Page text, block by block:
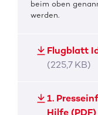
beim oben
werden.
Flugblatt
(225,7 KB)
1.
Hilfe (PDF)